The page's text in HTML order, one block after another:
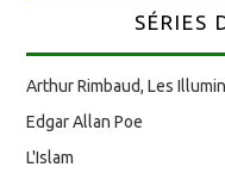
SÉRIES
Arthur Rimbaud, Les
Edgar Allan Poe
L'Islam